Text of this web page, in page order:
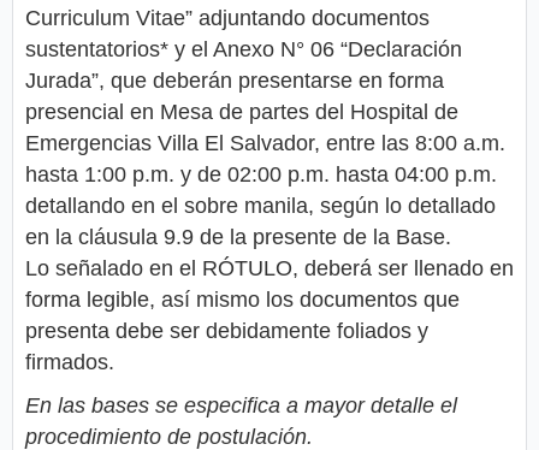
Curriculum Vitae” adjuntando documentos
sustentatorios* y el Anexo N° 06 “Declaración
Jurada”, que deberán presentarse en forma
presencial en Mesa de partes del Hospital de
Emergencias Villa El Salvador, entre las 8:00 a.m.
hasta 1:00 p.m. y de 02:00 p.m. hasta 04:00 p.m.
detallando en el sobre manila, según lo detallado
en la cláusula 9.9 de la presente de la Base.
Lo señalado en el RÓTULO, deberá ser llenado en
forma legible, así mismo los documentos que
presenta debe ser debidamente foliados y
firmados.
En las bases se especifica a mayor detalle el
procedimiento de postulación.